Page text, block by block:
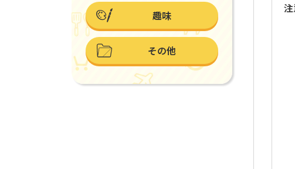
趣味
その他